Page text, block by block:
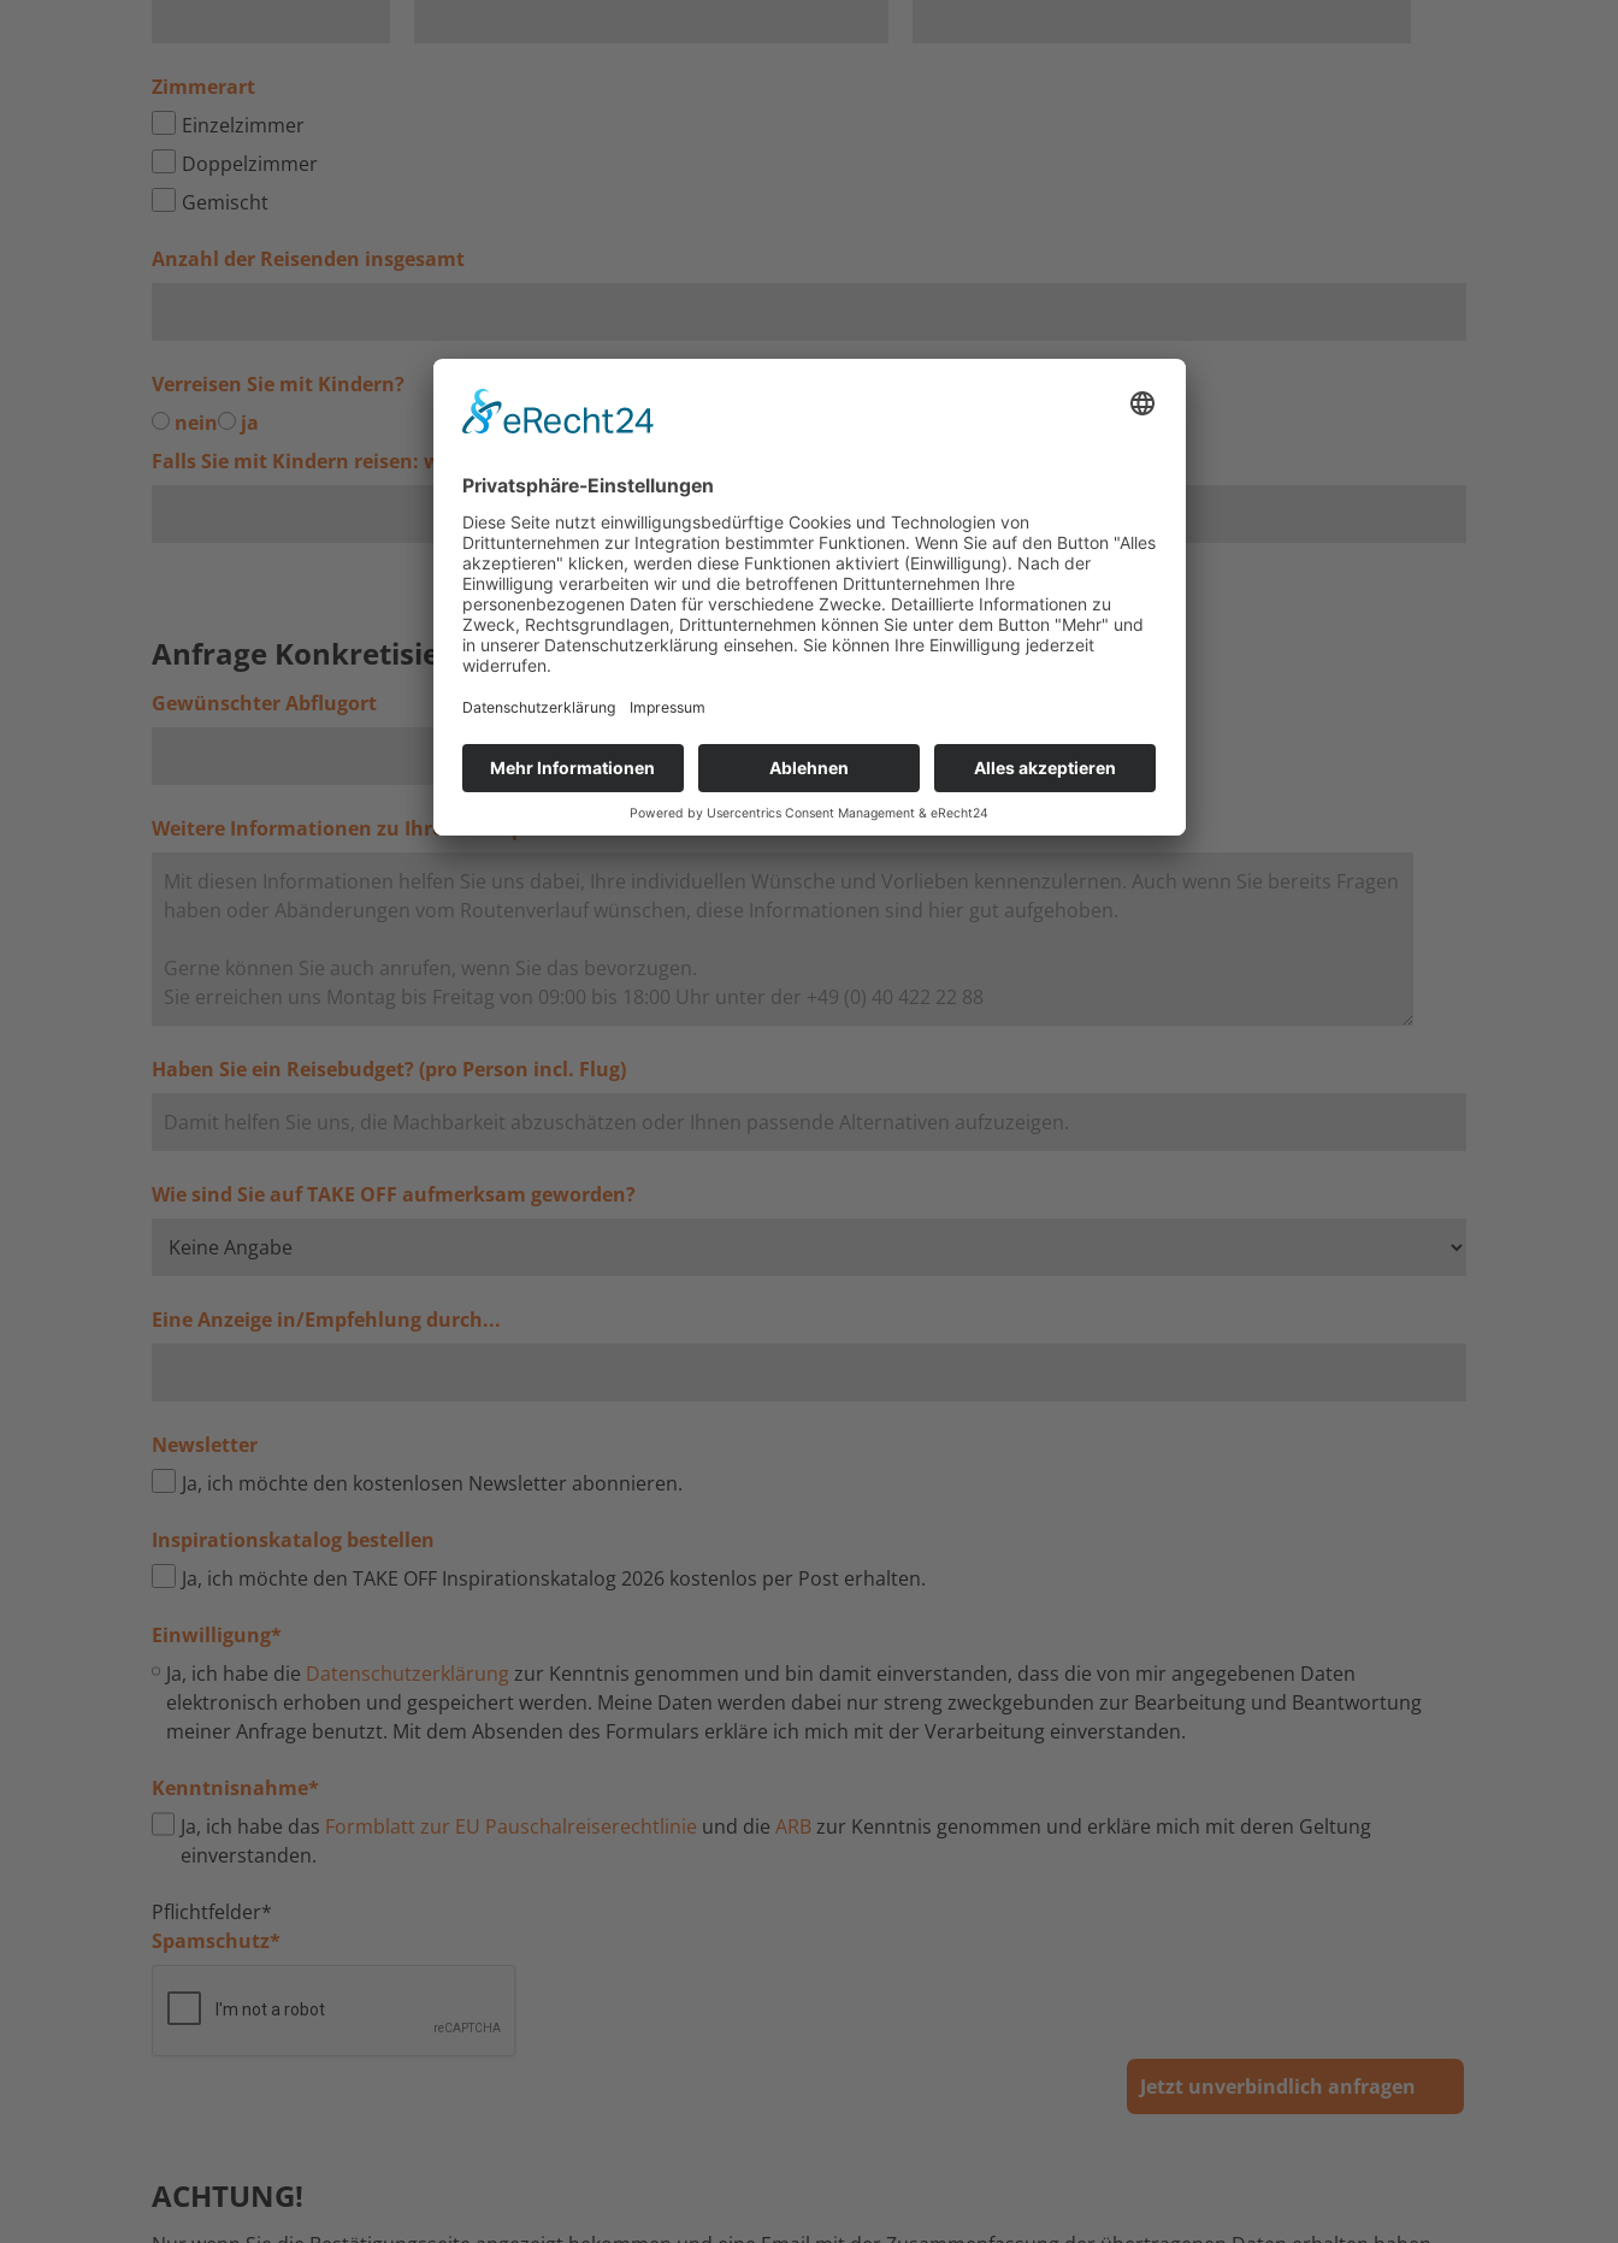
Zimmerart
Einzelzimmer
Doppelzimmer
Gemischt
Anzahl der Reisenden insgesamt
Verreisen Sie mit Kindern?
nein
ja
Falls Sie mit Kindern reisen: wie alt sind Ihre Kinder am Rückreisetag?
Anfrage Konkretisieren (freiwillig und unverbindlich)
Gewünschter Abflugort
Weitere Informationen zu Ihren Reiseplänen
Haben Sie ein Reisebudget? (pro Person incl. Flug)
Wie sind Sie auf TAKE OFF aufmerksam geworden?
Eine Anzeige in/Empfehlung durch...
Newsletter
Ja, ich möchte den kostenlosen Newsletter abonnieren.
Inspirationskatalog bestellen
Ja, ich möchte den TAKE OFF Inspirationskatalog 2026 kostenlos per Post erhalten.
Einwilligung*
Ja, ich habe die Datenschutzerklärungzur Kenntnis genommen und bin damit einverstanden, dass die von mir angegebenen Daten
elektronisch erhoben und gespeichert werden. Meine Daten werden dabei nur streng zweckgebunden zur Bearbeitung und Beantwortung
meiner Anfrage benutzt. Mit dem Absenden des Formulars erkläre ich mich mit der Verarbeitung einverstanden.
Kenntnisnahme*
Ja, ich habe das Formblatt zur EU Pauschalreiserechtlinie und dieARBzur Kenntnis genommen und erkläre mich mit deren Geltung
einverstanden.
Pflichtfelder*
Spamschutz*
ACHTUNG!